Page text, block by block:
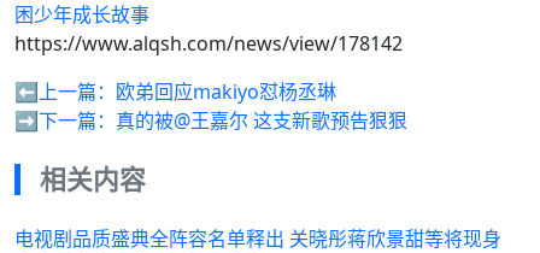
困少年成长故事
https://www.alqsh.com/news/view/178142
⬅️上一篇： 欧弟回应makiyo怼杨丞琳
➡️下一篇： 真的被@王嘉尔 这支新歌预告狠狠
相关内容
电视剧品质盛典全阵容名单释出 关晓彤蒋欣景甜等将现身